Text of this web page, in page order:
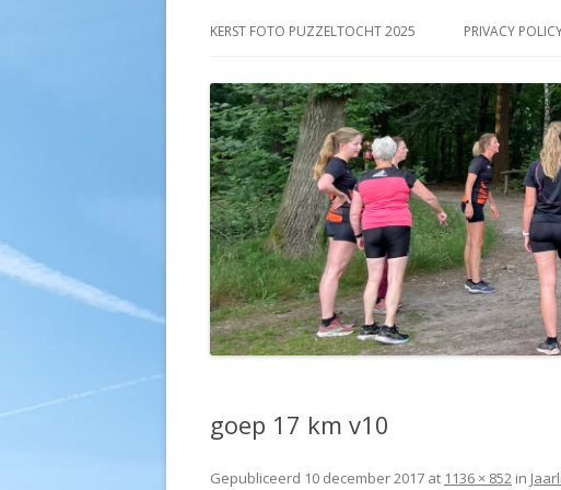
LIDMAATSCHAP
KERST FOTO PUZZELTOCHT 2025 PRIVACY
goep 17 km v10
Gepubliceerd 10 december 2017 at 1136 × 852 in